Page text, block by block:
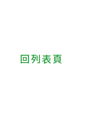
回列表頁